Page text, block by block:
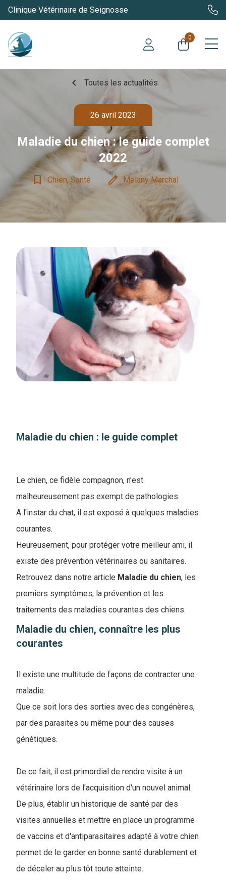
Clinique Vétérinaire de Seignosse
0
chevron_left Toutes les actualités
26 avril 2023
Maladie du chien : le guide complet
2022
bookmark_border Chien, Santé edit Mélany Marchal
Maladie du chien : le guide complet
Le chien, ce fidèle compagnon, n'est
malheureusement pas exempt de pathologies.
A l'instar du chat, il est exposé à quelques maladies
courantes.
Heureusement, pour protéger votre meilleur ami, il
existe des prévention vétérinaires ou sanitaires.
Retrouvez dans notre article Maladie du chien, les
premiers symptômes, la prévention et les
traitements des maladies courantes des chiens.
Maladie du chien, connaître les plus
courantes
Il existe une multitude de façons de contracter une
maladie.
Que ce soit lors des sorties avec des congénères,
par des parasites ou même pour des causes
génétiques.
De ce fait, il est primordial de rendre visite à un
vétérinaire lors de l'acquisition d'un nouvel animal.
De plus, établir un historique de santé par des
visites annuelles et mettre en place un programme
de vaccins et d'antiparasitaires adapté à votre chien
permet de le garder en bonne santé durablement et
de déceler au plus tôt toute atteinte.